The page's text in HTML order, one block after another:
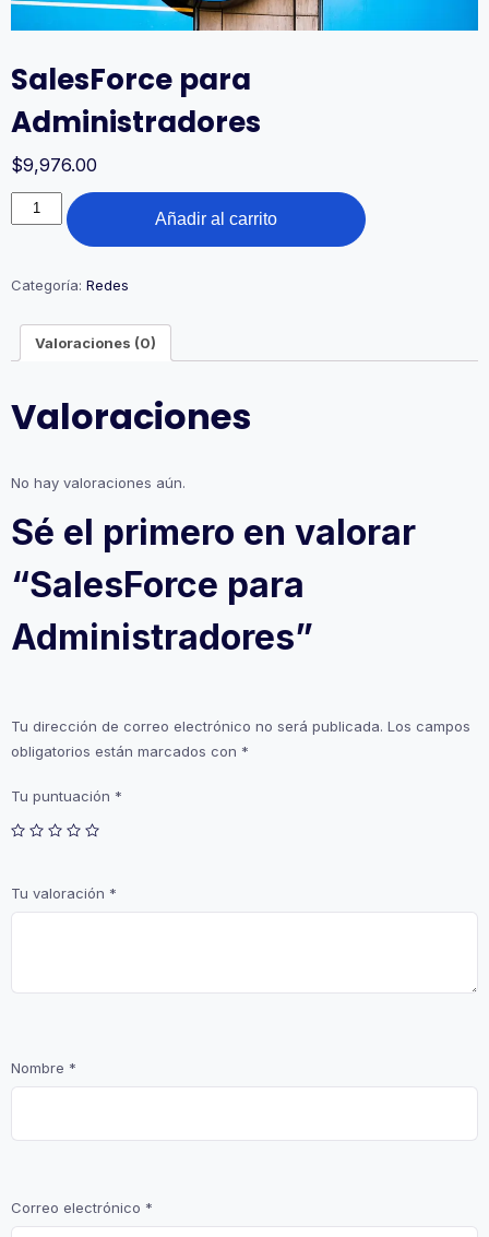
SalesForce para
Administradores
$9,976.00
SalesForce
para
Administradores
Añadir al carrito
Categoría: Redes
Valoraciones (0)
Valoraciones
No hay valoraciones aún.
Sé el primero en valorar
“SalesForce para
Administradores”
Tu dirección de correo electrónico no será publicada. Los campos
obligatorios están marcados con *
Tu puntuación *
Tu valoración *
Nombre *
Correo electrónico *